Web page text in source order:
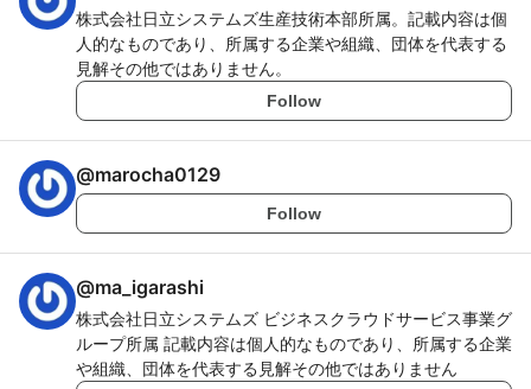
株式会社日立システムズ生産技術本部所属。記載内容は個
人的なものであり、所属する企業や組織、団体を代表する
見解その他ではありません。
Follow
@marocha0129
Follow
@ma_igarashi
株式会社日立システムズ ビジネスクラウドサービス事業グ
ループ所属 記載内容は個人的なものであり、所属する企業
や組織、団体を代表する見解その他ではありません